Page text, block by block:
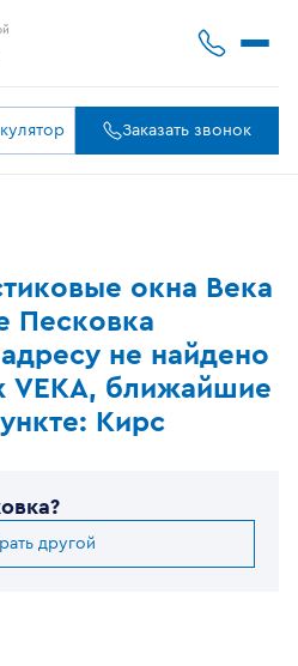
Заказать звонок
окна Века
Песковка
не найдено
VEKA, ближайшие
Кирс
?
другой